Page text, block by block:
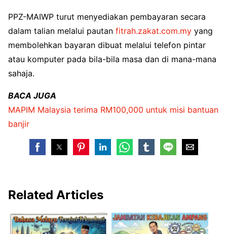
PPZ-MAIWP turut menyediakan pembayaran secara
dalam talian melalui pautan fitrah.zakat.com.my yang
membolehkan bayaran dibuat melalui telefon pintar
atau komputer pada bila-bila masa dan di mana-mana
sahaja.
BACA JUGA
MAPIM Malaysia terima RM100,000 untuk misi bantuan
banjir
Related Articles